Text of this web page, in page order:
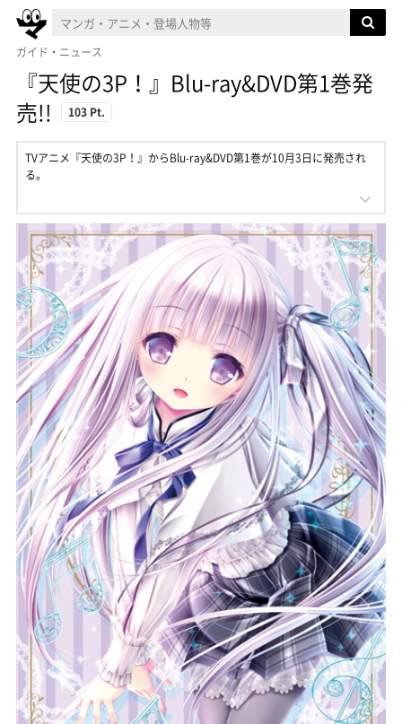
ガイド・ニュース
『天使の3P！』Blu-ray&DVD第1巻発
売!!
103 Pt.
TVアニメ『天使の3P！』からBlu-ray&DVD第1巻が10月3日に発売され
る。